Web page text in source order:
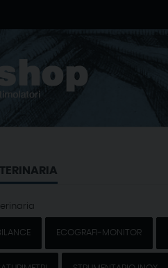
ECOGRAFI-MONITOR